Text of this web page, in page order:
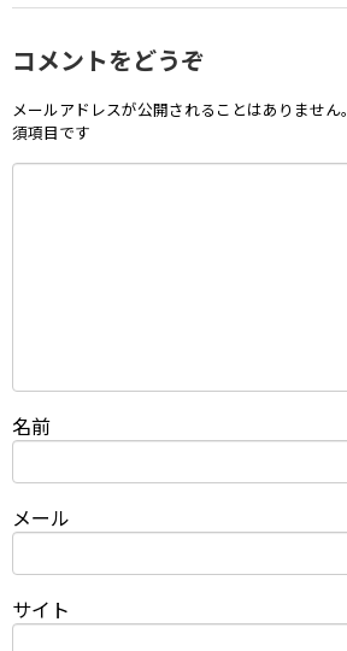
コメントをどうぞ
メールアドレスが公開されることはありません。
須項目です
名前
メール
サイト